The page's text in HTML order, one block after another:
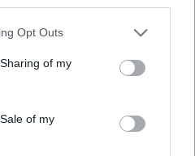
app uses one or more Google
behaviour. You may click to
and its third-party tags to
purposes in below Google
Opt Outs
of my
of my
e Ardea, Arpa: “Colore